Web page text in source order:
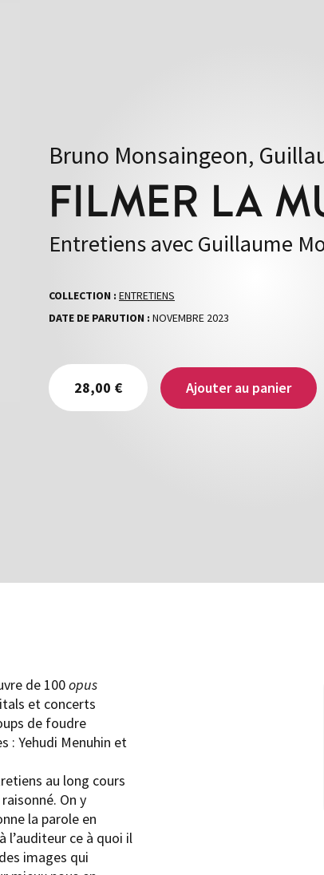
Bruno Monsaingeon,
FILMER LA
Entretiens avec Guillaume
COLLECTION : ENTRETIENS
DATE DE PARUTION : NOVEMBRE 2023
28,00 € Ajouter au panier
de 100opus
et concerts
de foudre
: Yehudi Menuhin et
au long cours
On y
la parole en
l’auditeur ce à quoi il
images qui